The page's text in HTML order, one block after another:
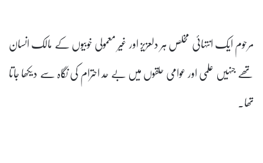
مرحوم ایک انتہائی مخلص ہر دلعزیز اور غیر معمولی خوبیوں کے مالک انسان
تھے جنہیں علمی اور عوامی حلقوں میں بے حد احترام کی نگاہ سے دیکھا جاتا
تھا۔